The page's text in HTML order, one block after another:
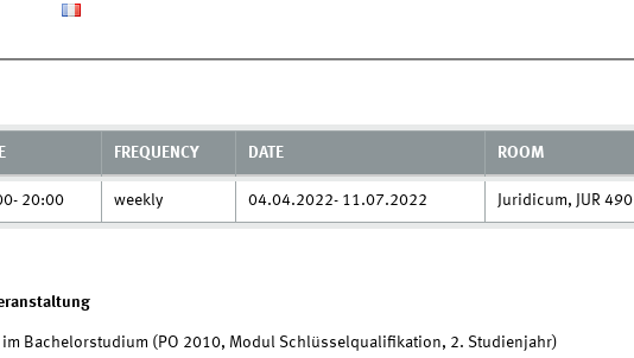
FREQUENCY DATE ROOM
20:00 weekly 04.04.2022- 11.07.2022 Juridicum, JUR 490
im Bachelorstudium (PO 2010, Modul Schlüsselqualifikation, 2. Studienjahr)